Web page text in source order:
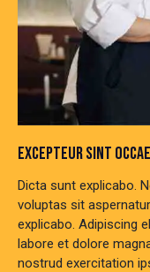
EXCEPTEUR SINT
Dicta sunt explicabo.
voluptas sit
explicabo. Adipiscing
labore et dolore
nostrud exercitation